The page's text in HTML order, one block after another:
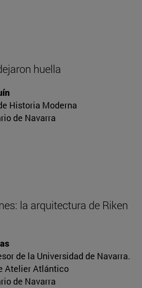
huella
Historia Moderna
de Navarra
la arquitectura de Riken
de la Universidad de Navarra.
Atelier Atlántico
de Navarra